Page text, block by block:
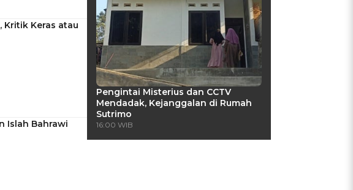
Kritik Keras atau
Islah Bahrawi
Pengintai Misterius dan CCTV
Mendadak, Kejanggalan di Rumah
Sutrimo
16:00 WIB